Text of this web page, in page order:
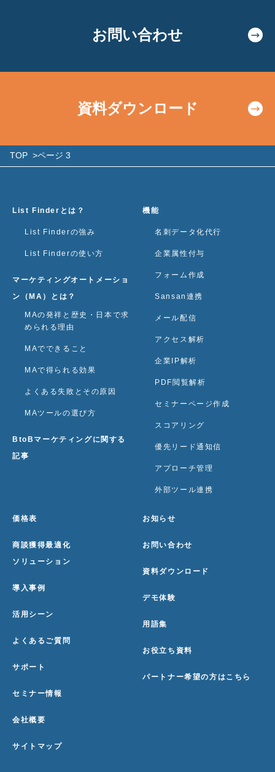
お問い合わせ
資料ダウンロード
TOP >ページ 3
List Finderとは？
List Finderの強み
List Finderの使い方
マーケティングオートメーショ
ン（MA）とは？
MAの発祥と歴史・日本で求
められる理由
MAでできること
MAで得られる効果
よくある失敗とその原因
MAツールの選び方
BtoBマーケティングに関する
記事
機能
名刺データ化代行
企業属性付与
フォーム作成
Sansan連携
メール配信
アクセス解析
企業IP解析
PDF閲覧解析
セミナーページ作成
スコアリング
優先リード通知信
アプローチ管理
外部ツール連携
価格表
商談獲得最適化
ソリューション
導入事例
活用シーン
よくあるご質問
サポート
セミナー情報
会社概要
サイトマップ
お知らせ
お問い合わせ
資料ダウンロード
デモ体験
用語集
お役立ち資料
パートナー希望の方はこちら